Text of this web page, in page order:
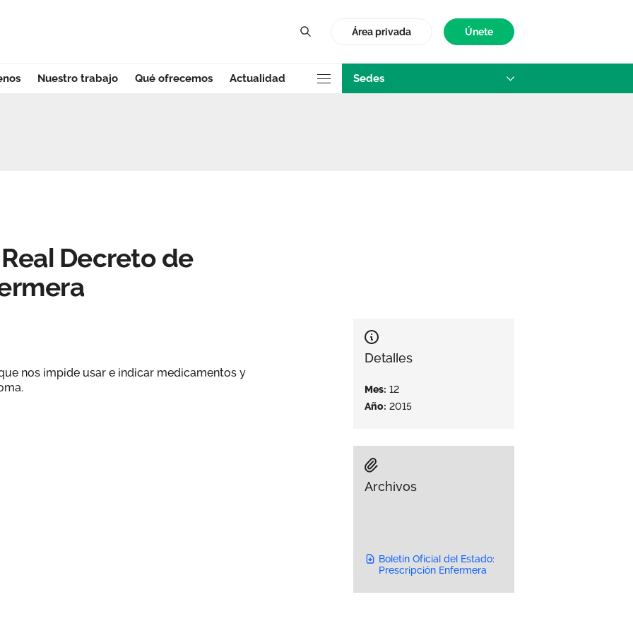
Área privada
Únete
Nuestro trabajo Qué ofrecemos Actualidad Sedes
Decreto de Prescripción
Decreto de
nos impide usar e indicar medicamentos y
Detalles
Mes: 12
Año: 2015
Archivos
Boletín Oficial del Estado:
Prescripción Enfermera